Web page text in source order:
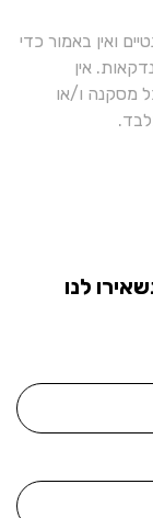
ואין באמור כדי
אין
מסקנה ו/או
לנו